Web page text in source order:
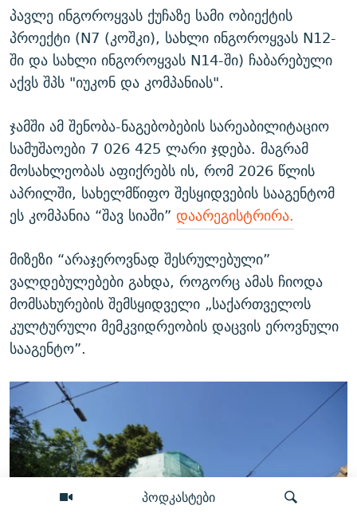
პოდკასტები
პავლე ინგოროყვას ქუჩაზე სამი ობიექტის
პროექტი (N7 (კოშკი), სახლი ინგოროყვას N12-
ში და სახლი ინგოროყვას N14-ში) ჩაბარებული
აქვს შპს "იუკონ და კომპანიას".
ჯამში ამ შენობა-ნაგებობების სარეაბილიტაციო
სამუშაოები 7 026 425 ლარი ჯდება. მაგრამ
მოსახლეობას აფიქრებს ის, რომ 2026 წლის
აპრილში, სახელმწიფო შესყიდვების სააგენტომ
ეს კომპანია “შავ სიაში” დაარეგისტრირა.
მიზეზი “არაჯეროვნად შესრულებული”
ვალდებულებები გახდა, როგორც ამას ჩიოდა
მომსახურების შემსყიდველი „საქართველოს
კულტურული მემკვიდრეობის დაცვის ეროვნული
სააგენტო”.